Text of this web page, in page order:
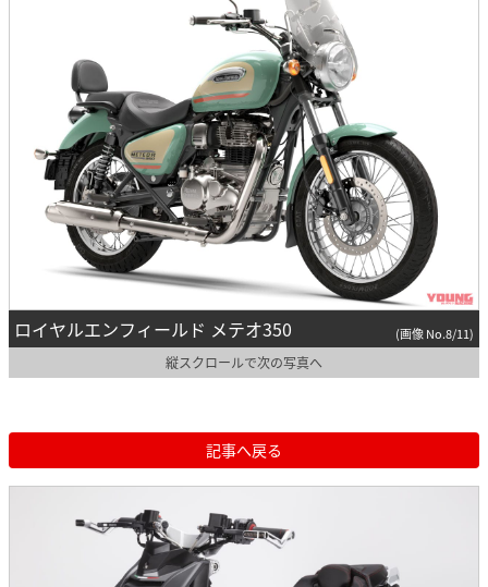
ロイヤルエンフィールド メテオ350 (画像 No.8/11)
縦スクロールで次の写真へ
記事へ戻る